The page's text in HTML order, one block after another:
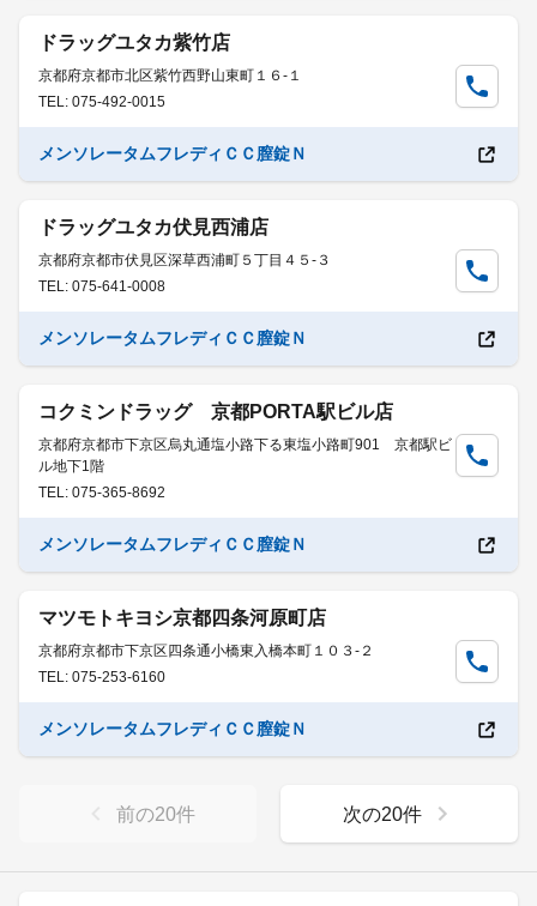
ドラッグユタカ紫竹店
京都府京都市北区紫竹西野山東町１６-１
TEL: 075-492-0015
メンソレータムフレディＣＣ膣錠Ｎ
ドラッグユタカ伏見西浦店
京都府京都市伏見区深草西浦町５丁目４５-３
TEL: 075-641-0008
メンソレータムフレディＣＣ膣錠Ｎ
コクミンドラッグ 京都PORTA駅ビル店
京都府京都市下京区烏丸通塩小路下る東塩小路町901 京都駅ビ
ル地下1階
TEL: 075-365-8692
メンソレータムフレディＣＣ膣錠Ｎ
マツモトキヨシ京都四条河原町店
京都府京都市下京区四条通小橋東入橋本町１０３-２
TEL: 075-253-6160
メンソレータムフレディＣＣ膣錠Ｎ
前の20件 次の20件